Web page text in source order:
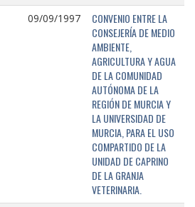
09/09/1997
CONVENIO ENTRE LA
CONSEJERÍA DE MEDIO
AMBIENTE,
AGRICULTURA Y AGUA
DE LA COMUNIDAD
AUTÓNOMA DE LA
REGIÓN DE MURCIA Y
LA UNIVERSIDAD DE
MURCIA, PARA EL USO
COMPARTIDO DE LA
UNIDAD DE CAPRINO
DE LA GRANJA
VETERINARIA.